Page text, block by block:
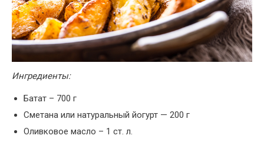
Ингредиенты:
Батат – 700 г
Сметана или натуральный йогурт — 200 г
Оливковое масло – 1 ст. л.